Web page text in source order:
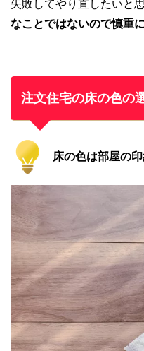
失敗してやり直したいと思
なことではないので慎重
注文住宅の床の色の
床の色は部屋の